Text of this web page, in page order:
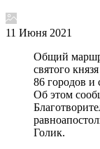
11 Июня 2021
Общий
святого
86 городов и
Об этом
Голик.